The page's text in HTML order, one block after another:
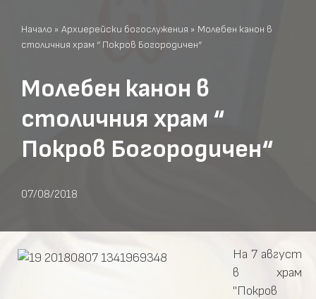
Начало » Архиерейски богослужения » Молебен канон в
столичния храм “ Покров Богородичен“
Молебен канон в
столичния храм “
Покров Богородичен“
07/08/2018
На 7 август
в храм
"Покров